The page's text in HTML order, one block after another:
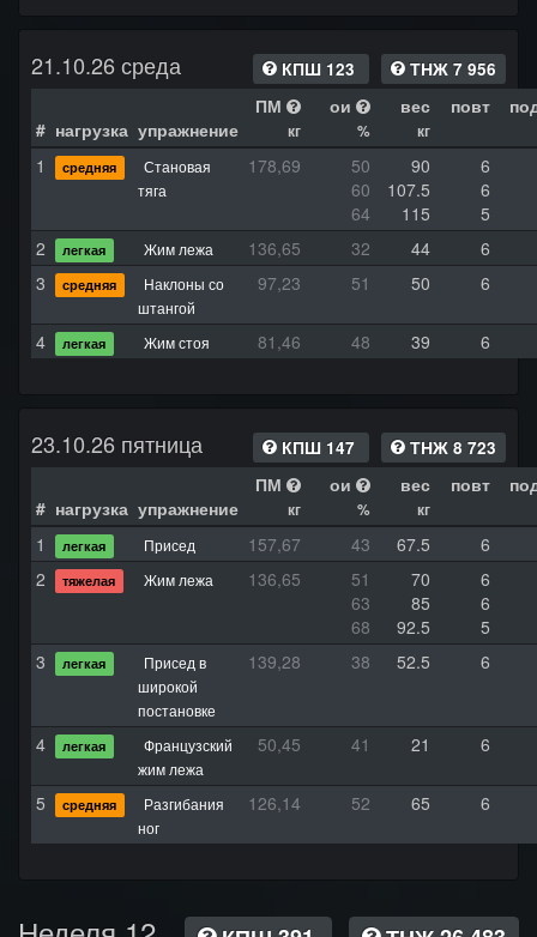
21.10.26 среда КПШ 123 ТНЖ 7 956
# нагрузка упражнение
ПМ
кг
ои
%
вес
кг
повт
1 средняя
Становая
тяга
178,69 50 90
6
60
107.5
6
64
115
5
2
легкая Жим лежа 136,65 32 44
6
3
средняя
Наклоны со
штангой
97,23 51 50 6
4 легкая Жим стоя 81,46 48 39 6
23.10.26 пятница КПШ 147 ТНЖ 8 723
# нагрузка упражнение
ПМ
кг
ои
%
вес
кг
повт
1 легкая Присед 157,67 43 67.5
6
2
тяжелая Жим лежа 136,65 51 70
6
63
85
6
68
92.5
5
3
легкая
Присед в
широкой
постановке
139,28 38 52.5 6
4 легкая
Французский
жим лежа
50,45 41 21 6
5 средняя
Разгибания
ног
126,14 52 65 6